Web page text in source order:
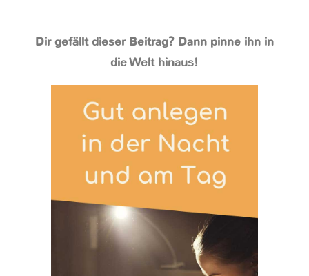
Dir gefällt dieser Beitrag? Dann pinne ihn in
die Welt hinaus!